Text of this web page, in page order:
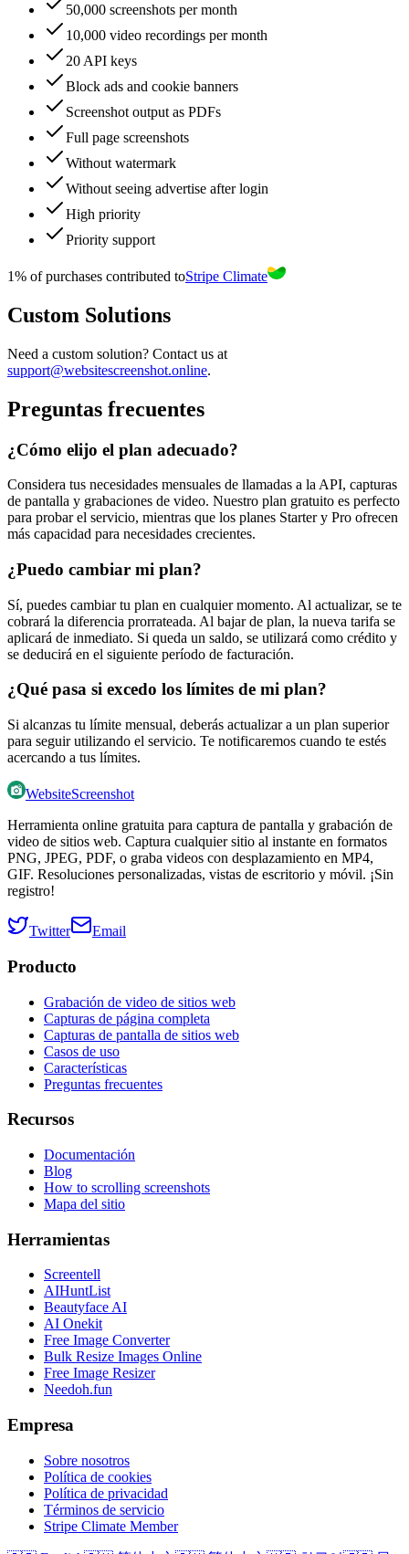
50,000 screenshots per month
10,000 video recordings per month
20 API keys
Block ads and cookie banners
Screenshot output as PDFs
Full page screenshots
Without watermark
Without seeing advertise after login
High priority
Priority support
1% of purchases contributed toStripe Climate
Custom Solutions
Need a custom solution? Contact us at
support@websitescreenshot.online.
Preguntas frecuentes
¿Cómo elijo el plan adecuado?
Considera tus necesidades mensuales de llamadas a la API, capturas
de pantalla y grabaciones de video. Nuestro plan gratuito es perfecto
para probar el servicio, mientras que los planes Starter y Pro ofrecen
más capacidad para necesidades crecientes.
¿Puedo cambiar mi plan?
Sí, puedes cambiar tu plan en cualquier momento. Al actualizar, se te
cobrará la diferencia prorrateada. Al bajar de plan, la nueva tarifa se
aplicará de inmediato. Si queda un saldo, se utilizará como crédito y
se deducirá en el siguiente período de facturación.
¿Qué pasa si excedo los límites de mi plan?
Si alcanzas tu límite mensual, deberás actualizar a un plan superior
para seguir utilizando el servicio. Te notificaremos cuando te estés
acercando a tus límites.
WebsiteScreenshot
Herramienta online gratuita para captura de pantalla y grabación de
video de sitios web. Captura cualquier sitio al instante en formatos
PNG, JPEG, PDF, o graba videos con desplazamiento en MP4,
GIF. Resoluciones personalizadas, vistas de escritorio y móvil. ¡Sin
registro!
Twitter Email
Producto
Grabación de video de sitios web
Capturas de página completa
Capturas de pantalla de sitios web
Casos de uso
Características
Preguntas frecuentes
Recursos
Documentación
Blog
How to scrolling screenshots
Mapa del sitio
Herramientas
Screentell
AIHuntList
Beautyface AI
AI Onekit
Free Image Converter
Bulk Resize Images Online
Free Image Resizer
Needoh.fun
Empresa
Sobre nosotros
Política de cookies
Política de privacidad
Términos de servicio
Stripe Climate Member